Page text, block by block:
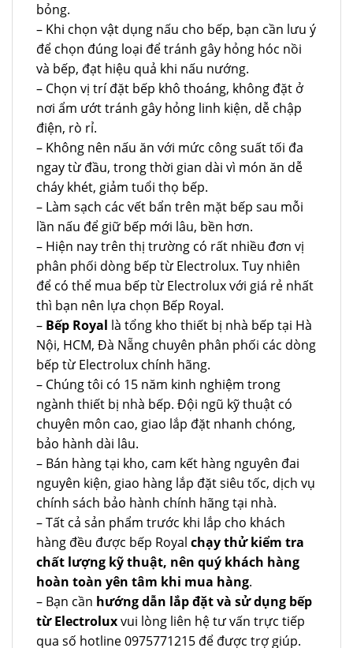
bỏng.
– Khi chọn vật dụng nấu cho bếp, bạn cần lưu ý
để chọn đúng loại để tránh gây hỏng hóc nồi
và bếp, đạt hiệu quả khi nấu nướng.
– Chọn vị trí đặt bếp khô thoáng, không đặt ở
nơi ẩm ướt tránh gây hỏng linh kiện, dễ chập
điện, rò rỉ.
– Không nên nấu ăn với mức công suất tối đa
ngay từ đầu, trong thời gian dài vì món ăn dễ
cháy khét, giảm tuổi thọ bếp.
– Làm sạch các vết bẩn trên mặt bếp sau mỗi
lần nấu để giữ bếp mới lâu, bền hơn.
– Hiện nay trên thị trường có rất nhiều đơn vị
phân phối dòng bếp từ Electrolux. Tuy nhiên
để có thể mua bếp từ Electrolux với giá rẻ nhất
thì bạn nên lựa chọn Bếp Royal.
– Bếp Royal là tổng kho thiết bị nhà bếp tại Hà
Nội, HCM, Đà Nẵng chuyên phân phối các dòng
bếp từ Electrolux chính hãng.
– Chúng tôi có 15 năm kinh nghiệm trong
ngành thiết bị nhà bếp. Đội ngũ kỹ thuật có
chuyên môn cao, giao lắp đặt nhanh chóng,
bảo hành dài lâu.
– Bán hàng tại kho, cam kết hàng nguyên đai
nguyên kiện, giao hàng lắp đặt siêu tốc, dịch vụ
chính sách bảo hành chính hãng tại nhà.
– Tất cả sản phẩm trước khi lắp cho khách
hàng đều được bếp Royal chạy thử kiểm tra
chất lượng kỹ thuật, nên quý khách hàng
hoàn toàn yên tâm khi mua hàng.
– Bạn cần hướng dẫn lắp đặt và sử dụng bếp
từ Electroluxvui lòng liên hệ tư vấn trực tiếp
qua số hotline 0975771215 để được trợ giúp.